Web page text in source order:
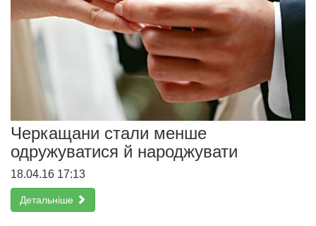
Черкащани стали менше
одружуватися й народжувати
18.04.16 17:13
Детальніше